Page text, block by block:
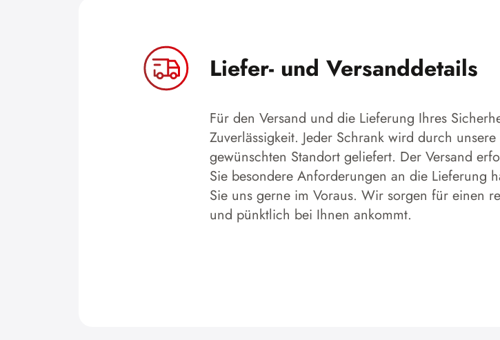
Liefer- und Versanddetails
Für den Versand und die Lieferung Ihres
Zuverlässigkeit. Jeder Schrank wird durch
gewünschten Standort geliefert. Der Versand
Sie besondere Anforderungen an die Lieferung
Sie uns gerne im Voraus. Wir sorgen für einen
und pünktlich bei Ihnen ankommt.